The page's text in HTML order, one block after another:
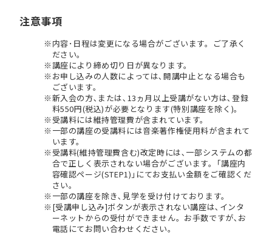
注意事項
内容･日程は変更になる場合がございます。ご了承く
ださい。
講座により締め切り日が異なります。
お申し込みの人数によっては､開講中止となる場合も
ございます。
新入会の方､または､13ヵ月以上受講がない方は､登録
料550円(税込)が必要となります(特別講座を除く)。
受講料には維持管理費が含まれています。
一部の講座の受講料には音楽著作権使用料が含まれて
います。
受講料(維持管理費含む)改定時には､一部システムの都
合で正しく表示されない場合がございます。｢講座内
容確認ページ(STEP1)｣にてお支払い金額をご確認くだ
さい。
一部の講座を除き､見学を受け付けております。
[受講申し込み]ボタンが表示されない講座は､インタ
ーネットからの受付ができません。お手数ですが､お
電話にてお問い合わせください。